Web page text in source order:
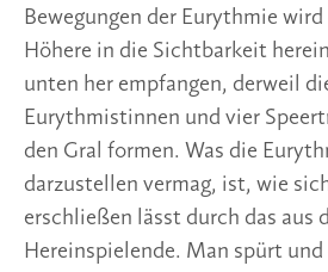
Bewegungen der Eurythmie
Höhere in die Sichtbarkeit
unten her empfangen, derweil
Eurythmistinnen und vier
den Gral formen. Was die
darzustellen vermag, ist, wie
erschließen lässt durch das aus
Hereinspielende. Man spürt